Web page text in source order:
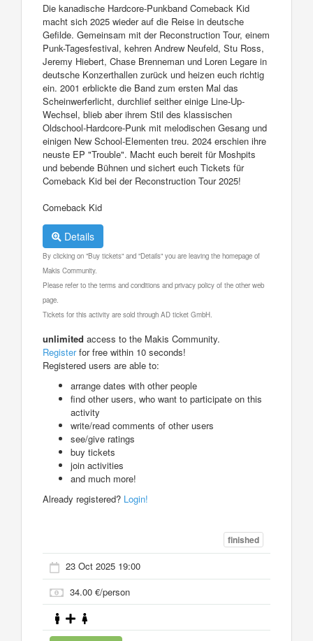
Die kanadische Hardcore-Punkband Comeback Kid
macht sich 2025 wieder auf die Reise in deutsche
Gefilde. Gemeinsam mit der Reconstruction Tour, einem
Punk-Tagesfestival, kehren Andrew Neufeld, Stu Ross,
Jeremy Hiebert, Chase Brenneman und Loren Legare in
deutsche Konzerthallen zurück und heizen euch richtig
ein. 2001 erblickte die Band zum ersten Mal das
Scheinwerferlicht, durchlief seither einige Line-Up-
Wechsel, blieb aber ihrem Stil des klassischen
Oldschool-Hardcore-Punk mit melodischen Gesang und
einigen New School-Elementen treu. 2024 erschien ihre
neuste EP "Trouble". Macht euch bereit für Moshpits
und bebende Bühnen und sichert euch Tickets für
Comeback Kid bei der Reconstruction Tour 2025!
Comeback Kid
Details
By clicking on "Buy tickets" and "Details" you are leaving the homepage of
Makis Community.
Please refer to the terms and conditions and privacy policy of the other web
page.
Tickets for this activity are sold through AD ticket GmbH.
unlimited access to the Makis Community.
Registerfor free within 10 seconds!
Registered users are able to:
arrange dates with other people
find other users, who want to participate on this
activity
write/read comments of other users
see/give ratings
buy tickets
join activities
and much more!
Already registered? Login!
finished
23 Oct 2025 19:00
34.00 €/person